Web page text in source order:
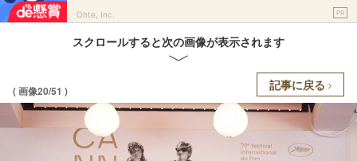
Ohte, Inc. PR
スクロールすると次の画像が表示されます
( 画像20/51 ) 記事に戻る